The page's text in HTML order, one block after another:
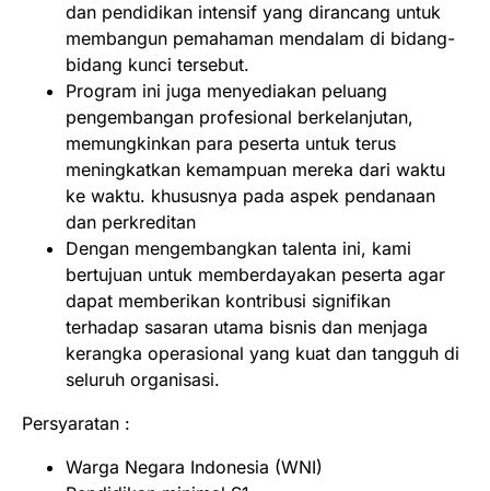
dan pendidikan intensif yang dirancang untuk
membangun pemahaman mendalam di bidang-
bidang kunci tersebut.
Program ini juga menyediakan peluang
pengembangan profesional berkelanjutan,
memungkinkan para peserta untuk terus
meningkatkan kemampuan mereka dari waktu
ke waktu. khususnya pada aspek pendanaan
dan perkreditan
Dengan mengembangkan talenta ini, kami
bertujuan untuk memberdayakan peserta agar
dapat memberikan kontribusi signifikan
terhadap sasaran utama bisnis dan menjaga
kerangka operasional yang kuat dan tangguh di
seluruh organisasi.
Persyaratan :
Warga Negara Indonesia (WNI)